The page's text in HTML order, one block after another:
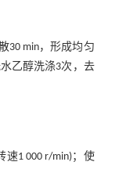
30 min，形成均匀
乙醇洗涤3次，去
速1 000 r/min)；使